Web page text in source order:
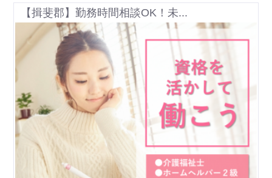
【揖斐郡】勤務時間相談OK！未...